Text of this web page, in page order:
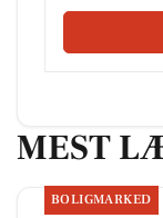
MEST
BOLIGMARKED